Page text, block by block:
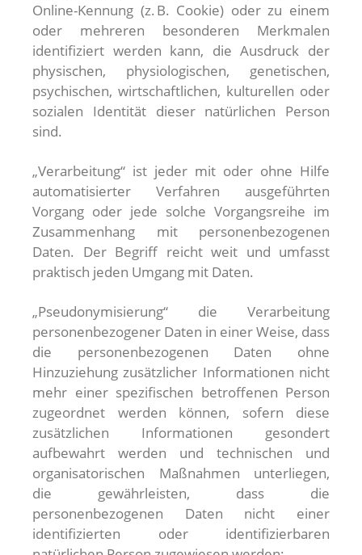
Online-Kennung (z. B. Cookie) oder zu einem
oder mehreren besonderen Merkmalen
identifiziert werden kann, die Ausdruck der
physischen, physiologischen, genetischen,
psychischen, wirtschaftlichen, kulturellen oder
sozialen Identität dieser natürlichen Person
sind.
„Verarbeitung“ ist jeder mit oder ohne Hilfe
automatisierter Verfahren ausgeführten
Vorgang oder jede solche Vorgangsreihe im
Zusammenhang mit personenbezogenen
Daten. Der Begriff reicht weit und umfasst
praktisch jeden Umgang mit Daten.
„Pseudonymisierung“ die Verarbeitung
personenbezogener Daten in einer Weise, dass
die personenbezogenen Daten ohne
Hinzuziehung zusätzlicher Informationen nicht
mehr einer spezifischen betroffenen Person
zugeordnet werden können, sofern diese
zusätzlichen Informationen gesondert
aufbewahrt werden und technischen und
organisatorischen Maßnahmen unterliegen,
die gewährleisten, dass die
personenbezogenen Daten nicht einer
identifizierten oder identifizierbaren